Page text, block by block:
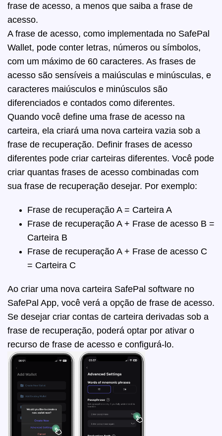
frase de acesso, a menos que saiba a frase de
acesso.
A frase de acesso, como implementada no SafePal
Wallet, pode conter letras, números ou símbolos,
com um máximo de 60 caracteres. As frases de
acesso são sensíveis a maiúsculas e minúsculas, e
caracteres maiúsculos e minúsculos são
diferenciados e contados como diferentes.
Quando você define uma frase de acesso na
carteira, ela criará uma nova carteira vazia sob a
frase de recuperação. Definir frases de acesso
diferentes pode criar carteiras diferentes. Você pode
criar quantas frases de acesso combinadas com
sua frase de recuperação desejar. Por exemplo:
Frase de recuperação A = Carteira A
Frase de recuperação A + Frase de acesso B =
Carteira B
Frase de recuperação A + Frase de acesso C
= Carteira C
Ao criar uma nova carteira SafePal software no
SafePal App, você verá a opção de frase de acesso.
Se desejar criar contas de carteira derivadas sob a
frase de recuperação, poderá optar por ativar o
recurso de frase de acesso e configurá-lo.